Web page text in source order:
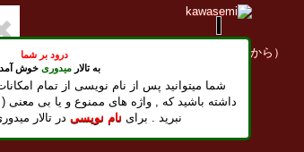
درود بر شما
به تالار میدوریخوش
شما میتوانید پس از نام نویسی از تمام
داشته باشید که , واژه های ممنوع و یا بی معنی (
نبرید . برای نام نویسی در تالار
پنج شنبه
2026
（2011年04月11日から）